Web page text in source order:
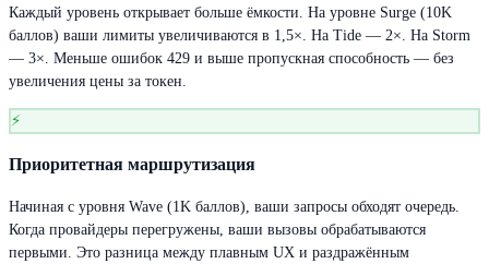
Каждый уровень открывает больше ёмкости. На уровне Surge (10K
баллов) ваши лимиты увеличиваются в 1,5×. На Tide — 2×. На Storm
— 3×. Меньше ошибок 429 и выше пропускная способность — без
увеличения цены за токен.
⚡
Приоритетная маршрутизация
Начиная с уровня Wave (1K баллов), ваши запросы обходят очередь.
Когда провайдеры перегружены, ваши вызовы обрабатываются
первыми. Это разница между плавным UX и раздражённым